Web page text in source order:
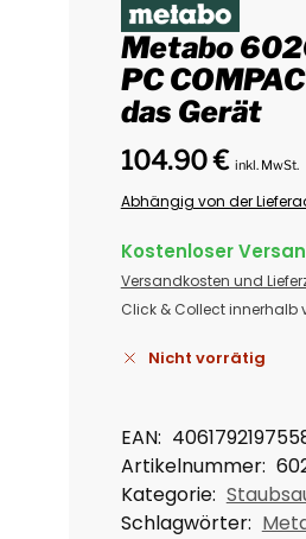
Metabo
PC
das Gerät
104.90€ inkl. MwSt.
Abhängig von der
Kostenloser
Versandkosten und
Click & Collect innerhalb
Nicht vorrätig
EAN:
Artikelnummer:
Kategorie:
Schlagwörter: